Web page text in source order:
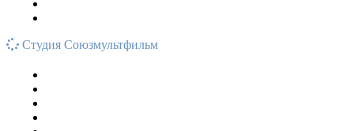
Студия Союзмультфильм